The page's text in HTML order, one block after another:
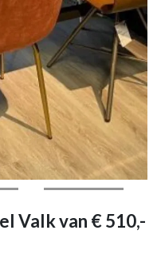
Valk van € 510,-